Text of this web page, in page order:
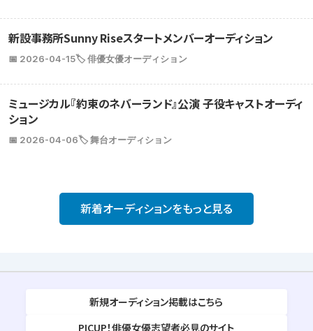
新設事務所Sunny Riseスタートメンバーオーディション
📅 2026-04-15🏷️ 俳優女優オーディション
ミュージカル『約束のネバーランド』公演 子役キャストオーディ
ション
📅 2026-04-06🏷️ 舞台オーディション
新着オーディションをもっと見る
新規オーディション掲載はこちら
PICUP！俳優女優志望者必見のサイト